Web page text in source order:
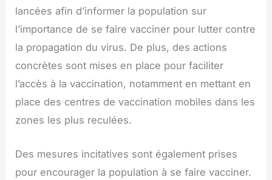
lancées afin d’informer la population sur
l’importance de se faire vacciner pour lutter contre
la propagation du virus. De plus, des actions
concrètes sont mises en place pour faciliter
l’accès à la vaccination, notamment en mettant en
place des centres de vaccination mobiles dans les
zones les plus reculées.
Des mesures incitatives sont également prises
pour encourager la population à se faire vacciner.